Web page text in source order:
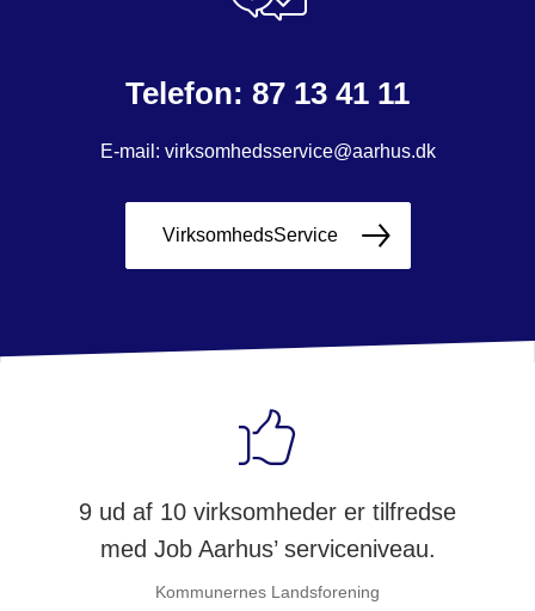
Telefon: 87 13 41 11
E-mail: virksomhedsservice@aarhus.dk
VirksomhedsService
9 ud af 10 virksomheder er tilfredse
med Job Aarhus’ serviceniveau.
Kommunernes Landsforening